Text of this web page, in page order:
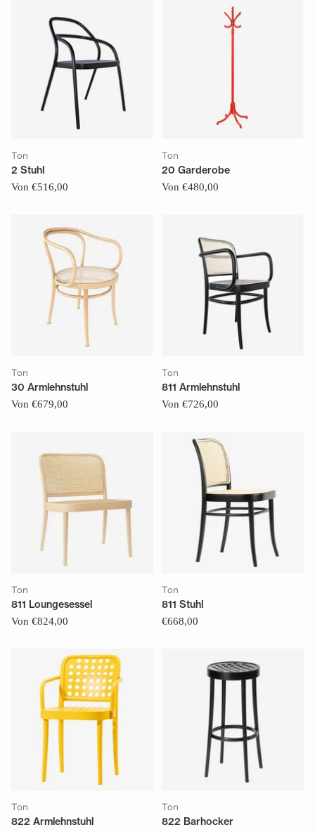
Ton
2 Stuhl
Von €516,00
Ton
20 Garderobe
Von €480,00
Ton
30 Armlehnstuhl
Von €679,00
Ton
811 Armlehnstuhl
Von €726,00
Ton
811 Loungesessel
Von €824,00
Ton
811 Stuhl
€668,00
Ton
822 Armlehnstuhl
Ton
822 Barhocker